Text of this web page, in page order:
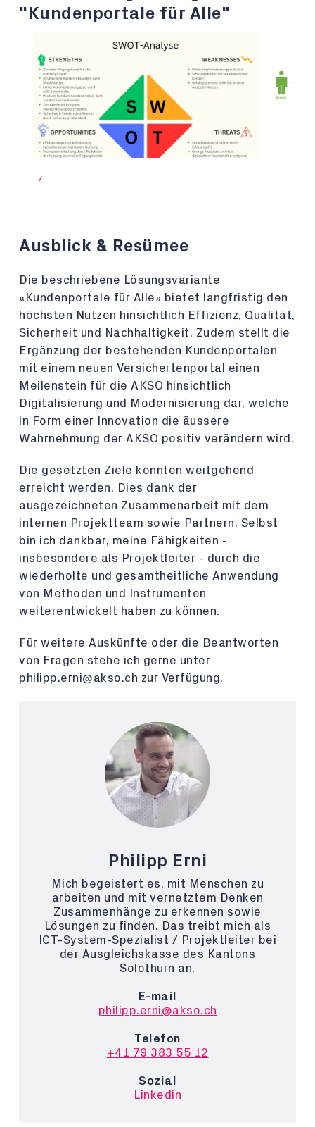
"Kundenportale für Alle"
/
Ausblick & Resümee
Die beschriebene Lösungsvariante
«Kundenportale für Alle» bietet langfristig den
höchsten Nutzen hinsichtlich Effizienz, Qualität,
Sicherheit und Nachhaltigkeit. Zudem stellt die
Ergänzung der bestehenden Kundenportalen
mit einem neuen Versichertenportal einen
Meilenstein für die AKSO hinsichtlich
Digitalisierung und Modernisierung dar, welche
in Form einer Innovation die äussere
Wahrnehmung der AKSO positiv verändern wird.
Die gesetzten Ziele konnten weitgehend
erreicht werden. Dies dank der
ausgezeichneten Zusammenarbeit mit dem
internen Projektteam sowie Partnern. Selbst
bin ich dankbar, meine Fähigkeiten -
insbesondere als Projektleiter - durch die
wiederholte und gesamtheitliche Anwendung
von Methoden und Instrumenten
weiterentwickelt haben zu können.
Für weitere Auskünfte oder die Beantworten
von Fragen stehe ich gerne unter
philipp.erni@akso.ch zur Verfügung.
Philipp Erni
Mich begeistert es, mit Menschen zu
arbeiten und mit vernetztem Denken
Zusammenhänge zu erkennen sowie
Lösungen zu finden. Das treibt mich als
ICT-System-Spezialist / Projektleiter bei
der Ausgleichskasse des Kantons
Solothurn an.
E-mail
philipp.erni@akso.ch
Telefon
+41 79 383 55 12
Sozial
Linkedin